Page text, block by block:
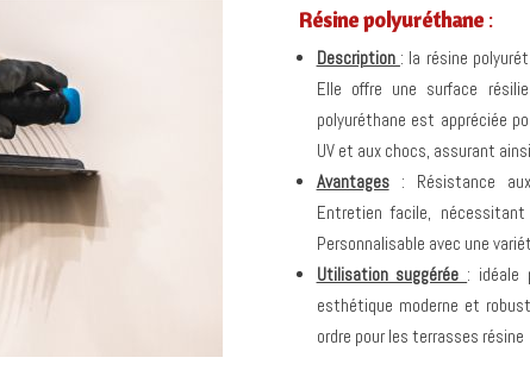
Résine polyuréthane:
Description : la résine
Elle offre une surface
polyuréthane est appréciée
UV et aux chocs, assurant
Avantages: Résistance
Entretien facile,
Personnalisable avec une
Utilisation suggérée : idéale
esthétique moderne et
ordre pour les terrasses résine